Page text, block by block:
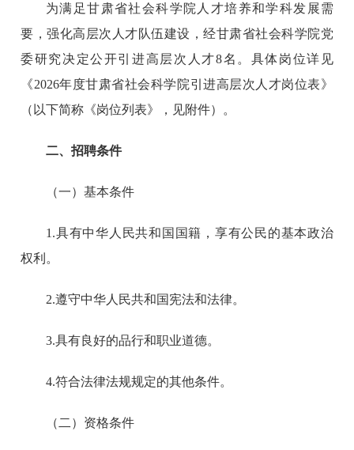
为满足甘肃省社会科学院人才培养和学科发展需
要，强化高层次人才队伍建设，经甘肃省社会科学院党
委研究决定公开引进高层次人才8名。具体岗位详见
《2026年度甘肃省社会科学院引进高层次人才岗位表》
（以下简称《岗位列表》，见附件）。
二、招聘条件
（一）基本条件
1.具有中华人民共和国国籍，享有公民的基本政治
权利。
2.遵守中华人民共和国宪法和法律。
3.具有良好的品行和职业道德。
4.符合法律法规规定的其他条件。
（二）资格条件